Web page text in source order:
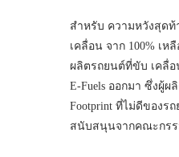
สำหรับ ความหวังสุดท้
เคลื่อน จาก 100% เ
ผลิตรถยนต์ที่ขับ เคลื่อ
E-Fuels ออกมา ซึ่งผู้
Footprint ที่ไม่ดีของร
สนับสนุนจากคณะกร